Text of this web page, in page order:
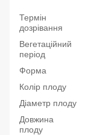
Термін
дозрівання
Вегетаційний
період
Форма
Колір плоду
Діаметр плоду
Довжина
плоду